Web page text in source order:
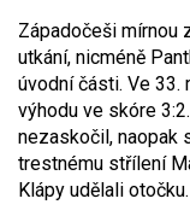
Západočeši mírnou
utkání, nicméně
úvodní části. Ve 33.
výhodu ve skóre
nezaskočil, naopak
trestnému střílení
Klápy udělali otočku.